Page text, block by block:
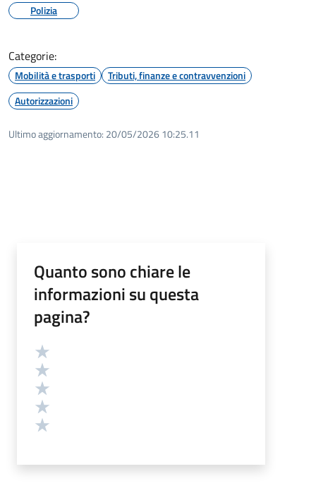
Polizia
Categorie:
Mobilità e trasporti
Tributi, finanze e contravvenzioni
Autorizzazioni
Ultimo aggiornamento: 20/05/2026 10:25.11
Quanto sono chiare le
informazioni su questa
pagina?
Valutazione